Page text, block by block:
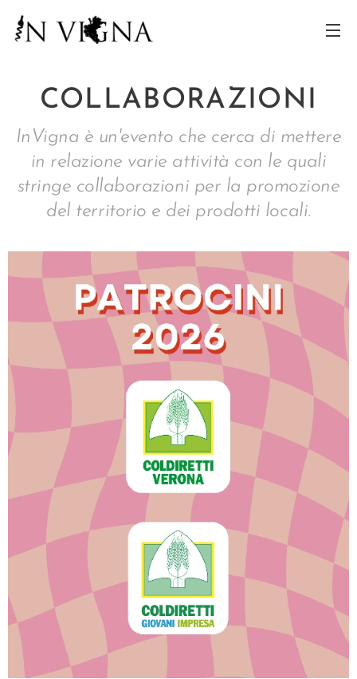
COLLABORAZIONI
InVigna è un'evento che cerca di mettere
in relazione varie attività con le quali
stringe collaborazioni per la promozione
del territorio e dei prodotti locali.